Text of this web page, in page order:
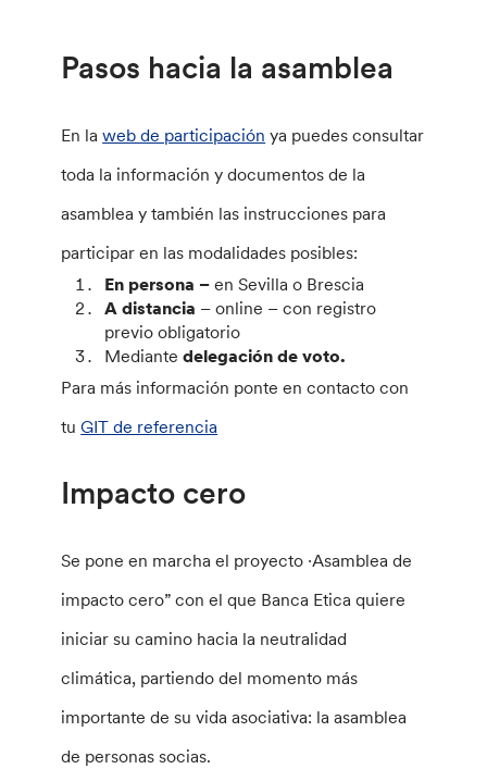
Pasos hacia la asamblea
En laweb de participación ya puedes consultar
toda la información y documentos de la
asamblea y también las instrucciones para
participar en las modalidades posibles:
En persona –en Sevilla o Brescia
A distancia – online – con registro
previo obligatorio
Mediantedelegación de voto.
Para más información ponte en contacto con
tuGIT de referencia
Impacto cero
Se pone en marcha el proyecto ·Asamblea de
impacto cero” con el que Banca Etica quiere
iniciar su camino hacia la neutralidad
climática, partiendo del momento más
importante de su vida asociativa: la asamblea
de personas socias.